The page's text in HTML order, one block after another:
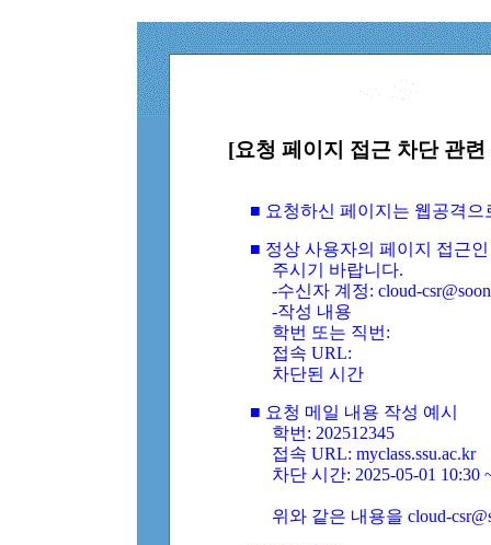
[요청 페이지 접근 차단 관
■ 요청하신 페이지는 웹공격
■ 정상 사용자의 페이지 접근
주시기 바랍니다.
-수신자 계정: cloud-
-작성 내용
학번 또는 직번:
접속 URL:
차단된 시간
■ 요청 메일 내용 작성 예시
학번: 202512345
접속 URL: myclass.ssu.ac.kr
차단 시간: 2025-05-01 10:30
위와 같은 내용을 cloud-